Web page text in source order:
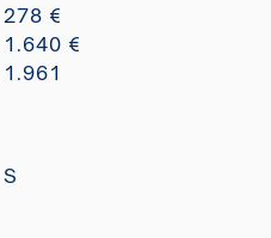
278 €
1.640 €
1.961
S